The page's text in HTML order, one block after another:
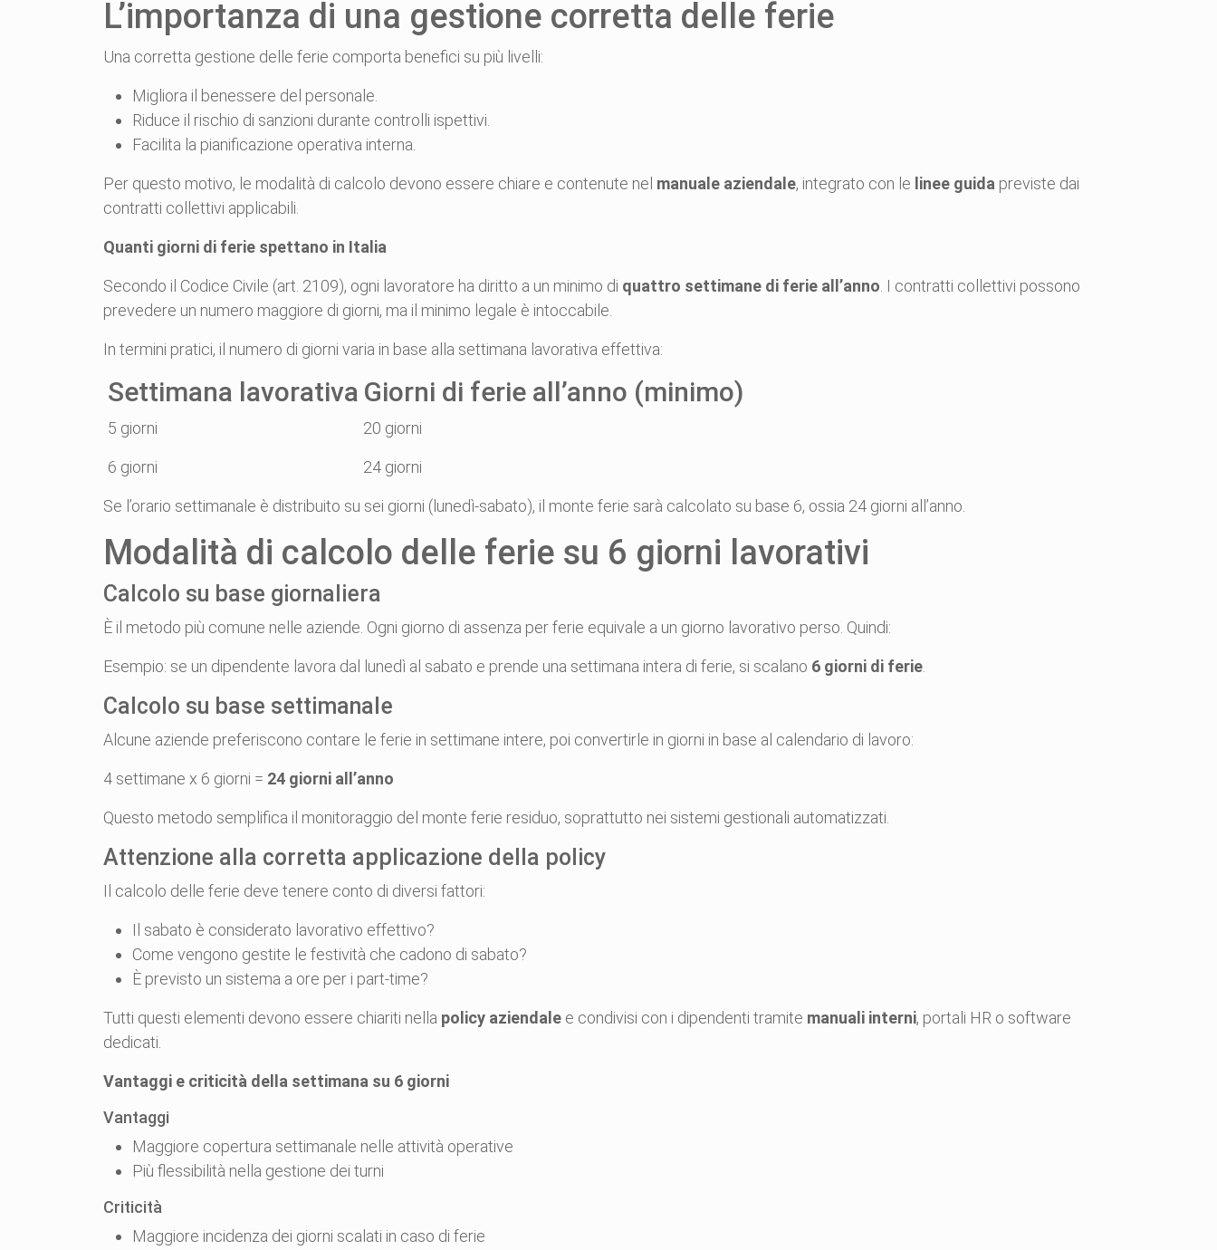
L’importanza di una gestione corretta delle ferie
Una corretta gestione delle ferie comporta benefici su più livelli:
Migliora il benessere del personale.
Riduce il rischio di sanzioni durante controlli ispettivi.
Facilita la pianificazione operativa interna.
Per questo motivo, le modalità di calcolo devono essere chiare e contenute nel manuale aziendale, integrato con le linee guida previste dai
contratti collettivi applicabili.
Quanti giorni di ferie spettano in Italia
Secondo il Codice Civile (art. 2109), ogni lavoratore ha diritto a un minimo di quattro settimane di ferie all’anno . I contratti collettivi possono
prevedere un numero maggiore di giorni, ma il minimo legale è intoccabile.
In termini pratici, il numero di giorni varia in base alla settimana lavorativa effettiva:
Settimana lavorativa Giorni di ferie all’anno (minimo)
5 giorni 20 giorni
6 giorni 24 giorni
Se l’orario settimanale è distribuito su sei giorni (lunedì-sabato), il monte ferie sarà calcolato su base 6, ossia 24 giorni all’anno.
Modalità di calcolo delle ferie su 6 giorni lavorativi
Calcolo su base giornaliera
È il metodo più comune nelle aziende. Ogni giorno di assenza per ferie equivale a un giorno lavorativo perso. Quindi:
Esempio: se un dipendente lavora dal lunedì al sabato e prende una settimana intera di ferie, si scalano 6 giorni di ferie
Calcolo su base settimanale
Alcune aziende preferiscono contare le ferie in settimane intere, poi convertirle in giorni in base al calendario di lavoro:
4 settimane x 6 giorni = 24 giorni all’anno
Questo metodo semplifica il monitoraggio del monte ferie residuo, soprattutto nei sistemi gestionali automatizzati.
Attenzione alla corretta applicazione della policy
Il calcolo delle ferie deve tenere conto di diversi fattori:
Il sabato è considerato lavorativo effettivo?
Come vengono gestite le festività che cadono di sabato?
È previsto un sistema a ore per i part-time?
Tutti questi elementi devono essere chiariti nella policy aziendale e condivisi con i dipendenti tramite manuali interni, portali HR o software
dedicati.
Vantaggi e criticità della settimana su 6 giorni
Vantaggi
Maggiore copertura settimanale nelle attività operative
Più flessibilità nella gestione dei turni
Criticità
Maggiore incidenza dei giorni scalati in caso di ferie